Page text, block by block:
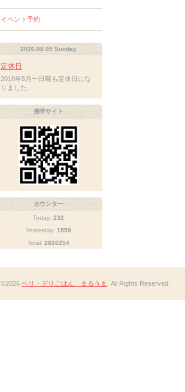
イベント予約
2026.08.09 Sunday
定休日
2016年5月〜日曜も定休日にな
りました。
携帯サイト
カウンター
Today: 232
Yesterday: 1559
Total: 2826254
©2026 ベリ・デリごはん まるうま . All Rights Reserved.